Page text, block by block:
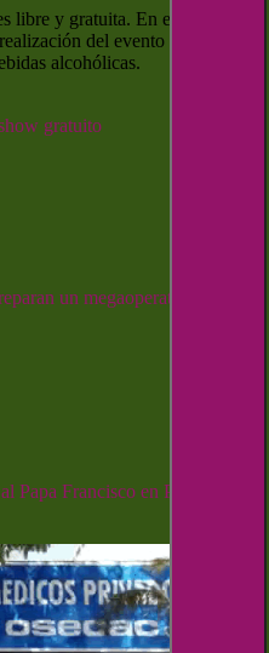
libre y gratuita. En el marco del
del evento estará
alcohólicas.
gratuito
un megaoperativo de
Papa Francisco en Parque